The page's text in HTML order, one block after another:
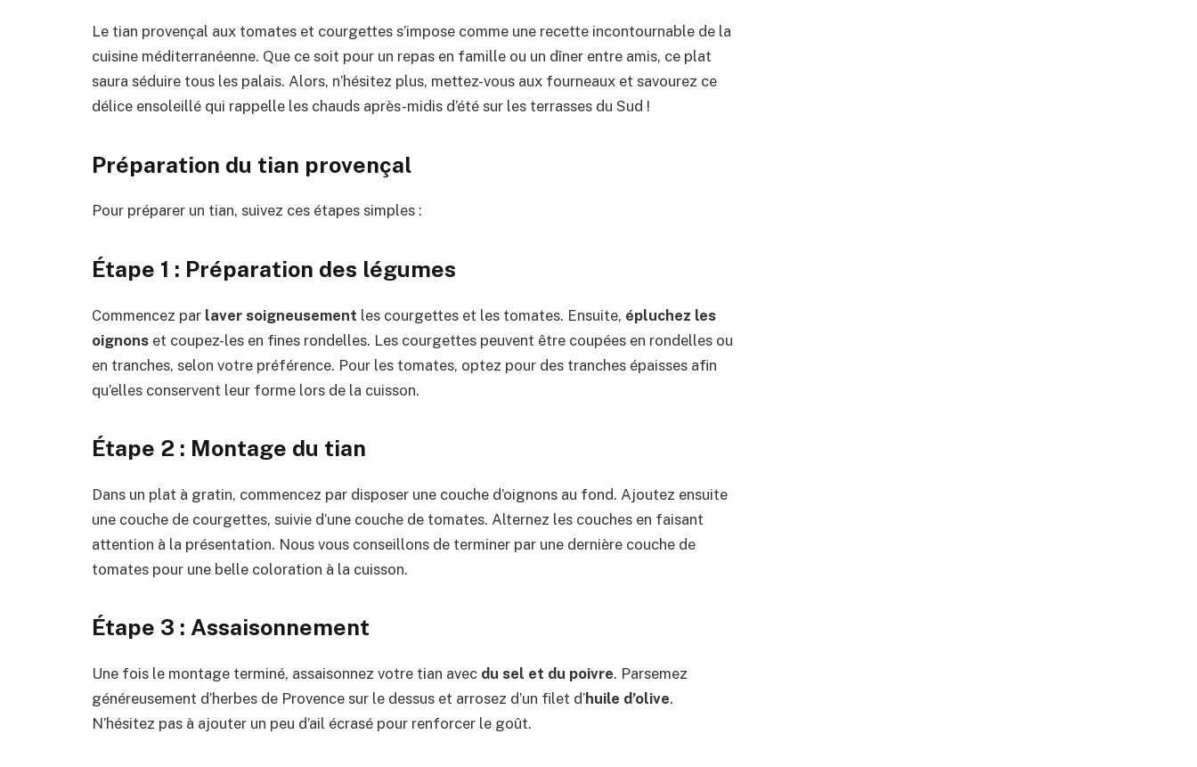
Le tian provençal aux tomates et courgettes s’impose comme une recette incontournable de la
cuisine méditerranéenne. Que ce soit pour un repas en famille ou un dîner entre amis, ce plat
saura séduire tous les palais. Alors, n’hésitez plus, mettez-vous aux fourneaux et savourez ce
délice ensoleillé qui rappelle les chauds après-midis d’été sur les terrasses du Sud !
Préparation du tian provençal
Pour préparer un tian, suivez ces étapes simples :
Étape 1 : Préparation des légumes
Commencez par laver soigneusement les courgettes et les tomates. Ensuite, épluchez les
oignons et coupez-les en fines rondelles. Les courgettes peuvent être coupées en rondelles ou
en tranches, selon votre préférence. Pour les tomates, optez pour des tranches épaisses afin
qu’elles conservent leur forme lors de la cuisson.
Étape 2 : Montage du tian
Dans un plat à gratin, commencez par disposer une couche d’oignons au fond. Ajoutez ensuite
une couche de courgettes, suivie d’une couche de tomates. Alternez les couches en faisant
attention à la présentation. Nous vous conseillons de terminer par une dernière couche de
tomates pour une belle coloration à la cuisson.
Étape 3 : Assaisonnement
Une fois le montage terminé, assaisonnez votre tian avec du sel et du poivre. Parsemez
généreusement d’herbes de Provence sur le dessus et arrosez d’un filet d’huile d’olive.
N’hésitez pas à ajouter un peu d’ail écrasé pour renforcer le goût.